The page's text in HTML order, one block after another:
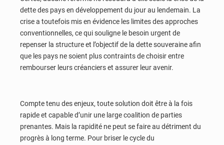
dette des pays en développement du jour au lendemain. La
crise a toutefois mis en évidence les limites des approches
conventionnelles, ce qui souligne le besoin urgent de
repenser la structure et l’objectif de la dette souveraine afin
que les pays ne soient plus contraints de choisir entre
rembourser leurs créanciers et assurer leur avenir.
Compte tenu des enjeux, toute solution doit être à la fois
rapide et capable d’unir une large coalition de parties
prenantes. Mais la rapidité ne peut se faire au détriment du
progrès à long terme. Pour briser le cycle du